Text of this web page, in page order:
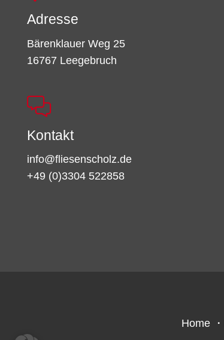
Adresse
Bärenklauer Weg 25
16767 Leegebruch
Kontakt
info@fliesenscholz.de
+49 (0)3304 522858
Home ・